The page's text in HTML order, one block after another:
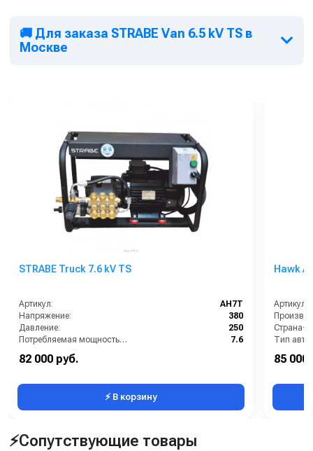
🚚 Для заказа STRABE Van 6.5 kV TS в
Москве
STRABE Truck 7.6 kV TS
Артикул:
AH7T
Напряжение:
380
Давление:
250
Потребляемая мощность (кВт):
7.6
Производитель:
Производительность (л/ч):
82 000 руб.
⚡ В корзину
Hawk
Артикул:
Страна-
Тип
Рабочее
85 000
⚡Сопутствующие товары